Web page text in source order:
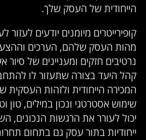
הייחודית של העסק שלך.
קופירייטרים מיומנים יודעים
מהות העסק שלהם, הערכים
נרטיבים חזקים ומעניינים של
קהל היעד בצורה שתעזור לו
המכירה הייחודית ולזהות העסקית
שימוש אסטרטגי ונכון במילים, טון
יכול לעורר את הרגשות הנכונים,
ייחודיות בתור עסק גם בתחום